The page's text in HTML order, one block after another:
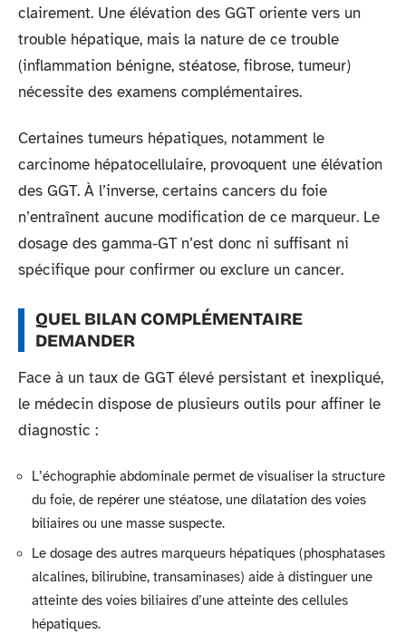
clairement. Une élévation des GGT oriente vers un
trouble hépatique, mais la nature de ce trouble
(inflammation bénigne, stéatose, fibrose, tumeur)
nécessite des examens complémentaires.
Certaines tumeurs hépatiques, notamment le
carcinome hépatocellulaire, provoquent une élévation
des GGT. À l’inverse, certains cancers du foie
n’entraînent aucune modification de ce marqueur. Le
dosage des gamma-GT n’est donc ni suffisant ni
spécifique pour confirmer ou exclure un cancer.
QUEL BILAN COMPLÉMENTAIRE
DEMANDER
Face à un taux de GGT élevé persistant et inexpliqué,
le médecin dispose de plusieurs outils pour affiner le
diagnostic :
L’échographie abdominale permet de visualiser la structure
du foie, de repérer une stéatose, une dilatation des voies
biliaires ou une masse suspecte.
Le dosage des autres marqueurs hépatiques (phosphatases
alcalines, bilirubine, transaminases) aide à distinguer une
atteinte des voies biliaires d’une atteinte des cellules
hépatiques.